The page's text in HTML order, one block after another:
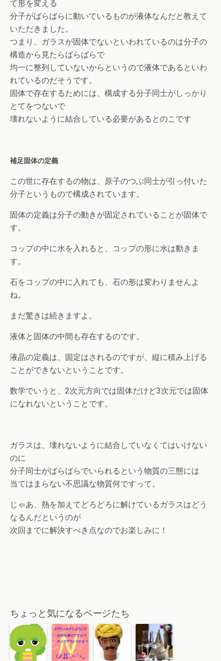
て形を変える
分子がばらばらに動いているものが液体なんだと教えて
いただきました。
つまり、ガラスが固体でないといわれているのは分子の
構造から見たらばらばらで
均一に整列していないからというので液体であるといわ
れているのだそうです。
固体で存在するためには、構成する分子同士がしっかり
とてをつないで
壊れないように結合している必要があるとのこです
補足固体の定義
この世に存在するの物は、原子のつぶ同士が引っ付いた
分子というもので構成されています。
固体の定義は分子の動きが固定されていることが固体で
す。
コップの中に水を入れると、コップの形に水は動きま
す。
石をコップの中に入れても、石の形は変わりませんよ
ね。
まだ驚きは続きますよ。
液体と固体の中間も存在するのです。
液晶の定義は、固定はされるのですが、縦に積み上げる
ことができないということです。
数学でいうと、2次元方向では固体だけど3次元では固体
になれないということです。
ガラスは、壊れないように結合していなくてはいけない
のに
分子同士がばらばらでいられるという物質の三態には
当てはまらない不思議な物質何ですって。
じゃあ、熱を加えてどろどろに解けているガラスはどう
なるんだというのが
次回までに解決すべき点なのでお楽しみに！
ちょっと気になるページたち